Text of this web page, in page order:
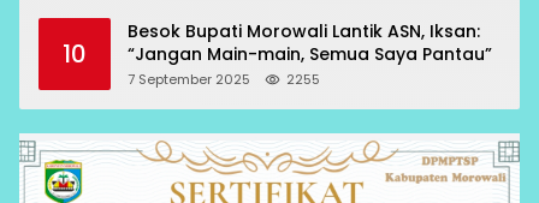
10
Besok Bupati Morowali Lantik ASN, Iksan:
“Jangan Main-main, Semua Saya Pantau”
7 September 2025 2255